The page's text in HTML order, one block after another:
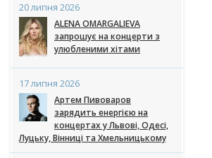
20 липня 2026
ALENA OMARGALIEVA
запрошує на концерти з
улюбленими хітами
17 липня 2026
Артем Пивоваров
зарядить енергією на
концертах у Львові, Одесі,
Луцьку, Вінниці та Хмельницькому